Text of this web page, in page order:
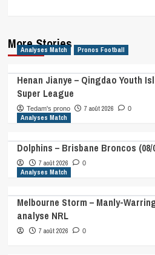
More Stories
Analyses Match Pronos Football
Henan Jianye – Qingdao Youth
Super League
Tedam's prono 7 août 2026 0
Analyses Match
Dolphins – Brisbane Broncos (08/
7 août 2026 0
Analyses Match
Melbourne Storm – Manly-
analyse NRL
7 août 2026 0